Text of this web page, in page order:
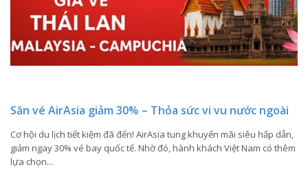
Săn vé AirAsia giảm 30% – Thỏa sức vi vu nước ngoài
Cơ hội du lịch tiết kiệm đã đến! AirAsia tung khuyến mãi siêu hấp dẫn,
giảm ngay 30% vé bay quốc tế. Nhờ đó, hành khách Việt Nam có thêm
lựa chọn...